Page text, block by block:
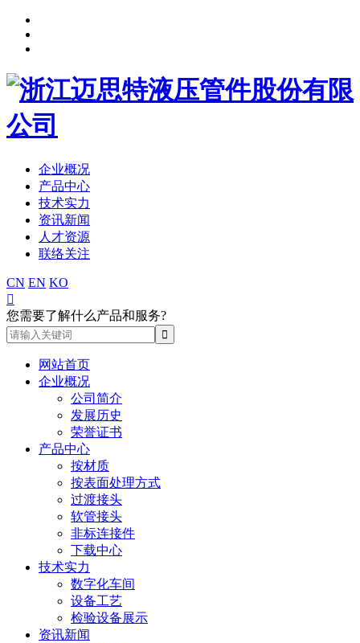
企业概况
产品中心
技术实力
资讯新闻
人才资源
联络关注
CN EN KO

您需要了解什么产品和服务?
网站首页
企业概况
公司简介
发展历史
荣誉证书
产品中心
按材质
按表面处理方式
过渡接头
软管接头
非标连接件
下载中心
技术实力
数字化车间
设备工艺
检验设备展示
资讯新闻